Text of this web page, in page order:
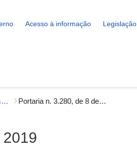
Acesso à informação Legislação
Portarias Administrativas - Gestão Interna Portaria n. 3.280, de 8 de outubro de 2019